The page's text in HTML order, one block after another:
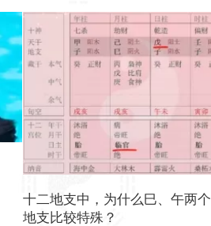
十二地支中，为什么巳、午两个
地支比较特殊？